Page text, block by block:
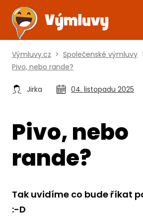
Výmluvy.cz > Společenské výmluvy
Pivo, nebo rande?
Jirka 04. listopadu 2025
Pivo, nebo
rande?
Tak uvidíme co bude říkat
:-D